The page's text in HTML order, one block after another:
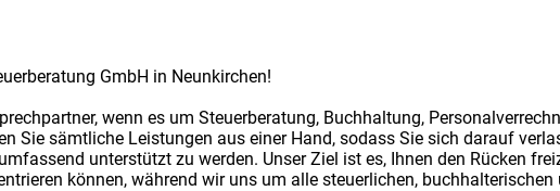
GmbH in Neunkirchen!
wenn es um Steuerberatung, Buchhaltung,
Sie sämtliche Leistungen aus einer Hand, sodass Sie sich darauf
unterstützt zu werden. Unser Ziel ist es, Ihnen den Rücken
können, während wir uns um alle steuerlichen,